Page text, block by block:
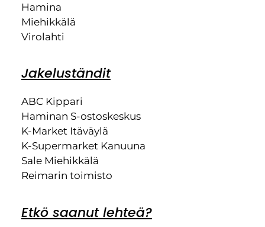
Hamina
Miehikkälä
Virolahti
Jakeluständit
ABC Kippari
Haminan S-ostoskeskus
K-Market Itäväylä
K-Supermarket Kanuuna
Sale Miehikkälä
Reimarin toimisto
Etkö saanut lehteä?